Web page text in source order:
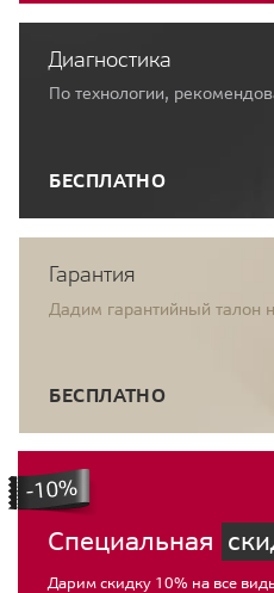
Диагностика
По технологии,
БЕСПЛАТНО
Гарантия
Дадим гарантийный талон
БЕСПЛАТНО
Специальная
Дарим скидку 10% на все